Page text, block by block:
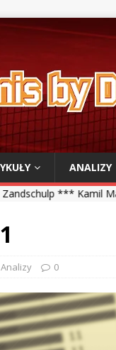
ANALIZY
Majchrzak 4-6, 4-
Analizy 0